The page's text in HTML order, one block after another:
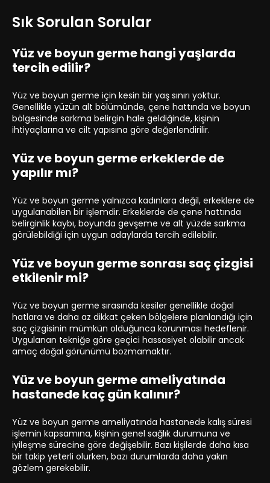
Sık Sorulan Sorular
Yüz ve boyun germe hangi yaşlarda
tercih edilir?
Yüz ve boyun germe için kesin bir yaş sınırı yoktur.
Genellikle yüzün alt bölümünde, çene hattında ve boyun
bölgesinde sarkma belirgin hale geldiğinde, kişinin
ihtiyaçlarına ve cilt yapısına göre değerlendirilir.
Yüz ve boyun germe erkeklerde de
yapılır mı?
Yüz ve boyun germe yalnızca kadınlara değil, erkeklere de
uygulanabilen bir işlemdir. Erkeklerde de çene hattında
belirginlik kaybı, boyunda gevşeme ve alt yüzde sarkma
görülebildiği için uygun adaylarda tercih edilebilir.
Yüz ve boyun germe sonrası saç çizgisi
etkilenir mi?
Yüz ve boyun germe sırasında kesiler genellikle doğal
hatlara ve daha az dikkat çeken bölgelere planlandığı için
saç çizgisinin mümkün olduğunca korunması hedeflenir.
Uygulanan tekniğe göre geçici hassasiyet olabilir ancak
amaç doğal görünümü bozmamaktır.
Yüz ve boyun germe ameliyatında
hastanede kaç gün kalınır?
Yüz ve boyun germe ameliyatında hastanede kalış süresi
işlemin kapsamına, kişinin genel sağlık durumuna ve
iyileşme sürecine göre değişebilir. Bazı kişilerde daha kısa
bir takip yeterli olurken, bazı durumlarda daha yakın
gözlem gerekebilir.